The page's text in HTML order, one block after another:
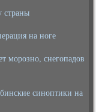
страны
на ноге
морозно, снегопадов
синоптики на